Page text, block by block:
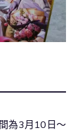
為3月10日～